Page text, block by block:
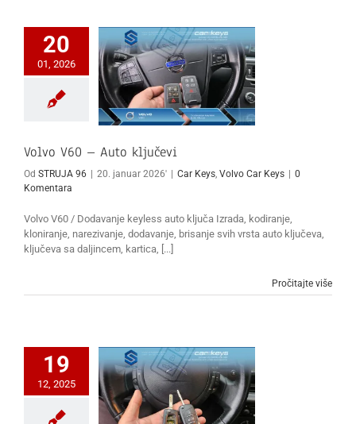
20
01, 2026
Volvo V60 – Auto ključevi
Od STRUJA 96 20. januar 2026' Car Keys, Volvo Car Keys
0
Komentara
Volvo V60 / Dodavanje keyless auto ključa Izrada, kodiranje,
kloniranje, narezivanje, dodavanje, brisanje svih vrsta auto ključeva,
ključeva sa daljincem, kartica, [...]
Pročitajte više
19
12, 2025